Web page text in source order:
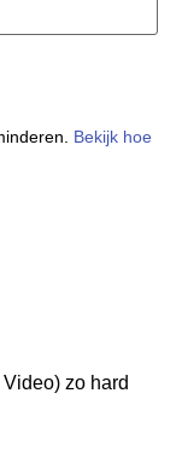
Bekijk hoe
zo hard